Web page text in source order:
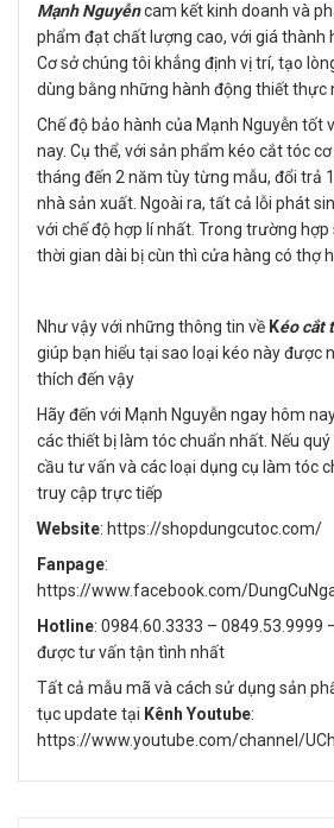
Mạnh Nguyễncam kết kinh doanh và
phẩm đạt chất lượng cao, với giá thành
Cơ sở chúng tôi khẳng định vị trí, tạo
dùng bằng những hành động thiết thực
Chế độ bảo hành của Mạnh Nguyễn tốt
nay. Cụ thể, với sản phẩm kéo cắt tóc
tháng đến 2 năm tùy từng mẫu, đổi trả
nhà sản xuất. Ngoài ra, tất cả lỗi phát
với chế độ hợp lí nhất. Trong trường
thời gian dài bị cùn thì cửa hàng có thợ
Như vậy với những thông tin về Kéo cắt
giúp bạn hiểu tại sao loại kéo này được
thích đến vậy
Hãy đến với Mạnh Nguyễn ngay hôm
các thiết bị làm tóc chuẩn nhất. Nếu
cầu tư vấn và các loại dụng cụ làm tóc
truy cập trực tiếp
Website: https://shopdungcutoc.com/
Fanpage:
https://www.facebook.com/
Hotline: 0984.60.3333 – 0849.53.9999
được tư vấn tận tình nhất
Tất cả mẫu mã và cách sử dụng sản
tục update tại Kênh Youtube:
https://www.youtube.com/channel/